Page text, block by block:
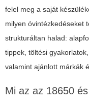
felel meg a saját
milyen óvintézkedéseket
strukturáltan halad:
tippek, töltési
valamint ajánlott márkák
Mi az az 18650